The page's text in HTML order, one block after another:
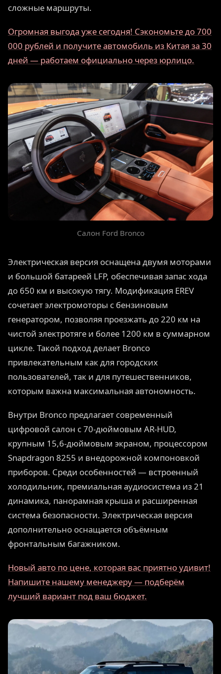
сложные маршруты.
Огромная выгода уже сегодня! Сэкономьте до 700
000 рублей и получите автомобиль из Китая за 30
дней — работаем официально через юрлицо.
Салон Ford Bronco
Электрическая версия оснащена двумя моторами
и большой батареей LFP, обеспечивая запас хода
до 650 км и высокую тягу. Модификация EREV
сочетает электромоторы с бензиновым
генератором, позволяя проезжать до 220 км на
чистой электротяге и более 1200 км в суммарном
цикле. Такой подход делает Bronco
привлекательным как для городских
пользователей, так и для путешественников,
которым важна максимальная автономность.
Внутри Bronco предлагает современный
цифровой салон с 70-дюймовым AR-HUD,
крупным 15,6-дюймовым экраном, процессором
Snapdragon 8255 и внедорожной компоновкой
приборов. Среди особенностей — встроенный
холодильник, премиальная аудиосистема из 21
динамика, панорамная крыша и расширенная
система безопасности. Электрическая версия
дополнительно оснащается объёмным
фронтальным багажником.
Новый авто по цене, которая вас приятно удивит!
Напишите нашему менеджеру — подберём
лучший вариант под ваш бюджет.